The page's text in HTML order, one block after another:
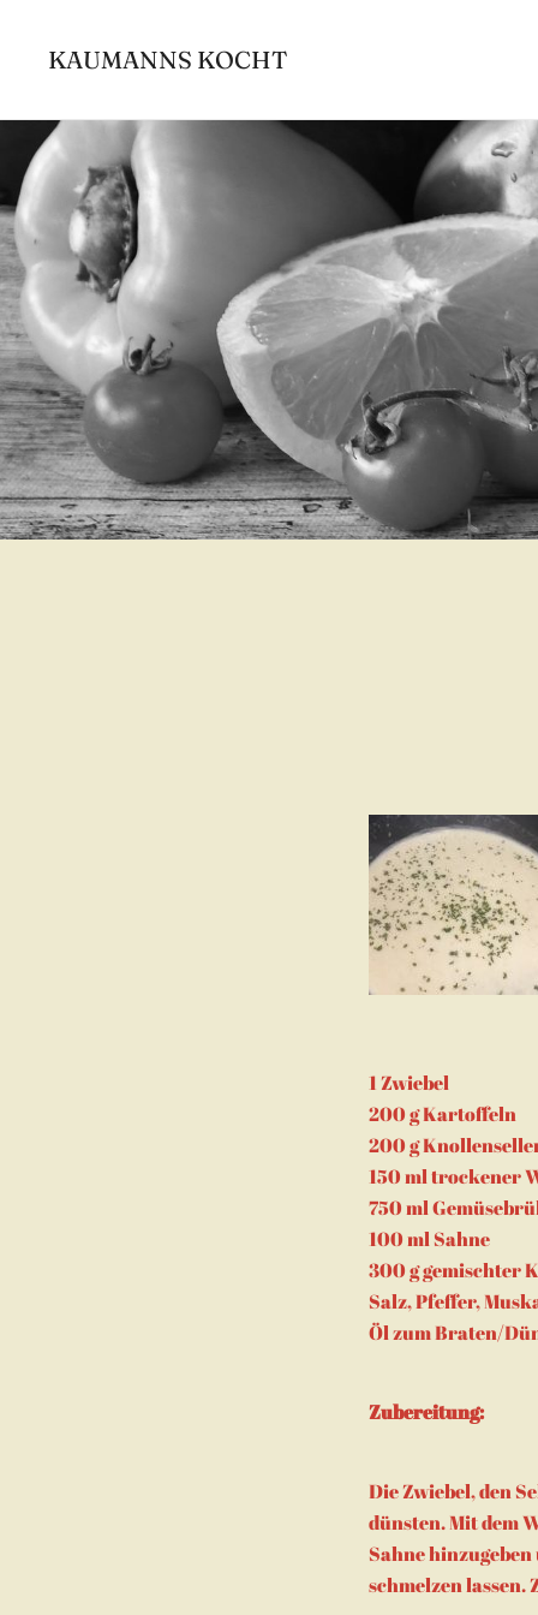
Inhalt
springen
KAUMANNS KOCHT
1 Zwiebel
200 g Kartoffeln
200 g
150 ml trockener
750 ml
100 ml Sahne
300 g gemischter
Salz, Pfeffer,
Öl zum Braten/
Zubereitung:
Die Zwiebel, den
dünsten. Mit dem
Sahne
schmelzen lassen.